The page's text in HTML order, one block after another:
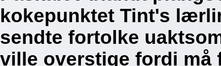
kokepunktet Tint's
sendte fortolke
ville overstige fordi må